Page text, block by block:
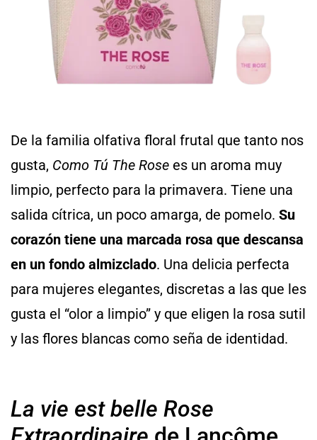
De la familia olfativa floral frutal que tanto nos
gusta, Como Tú The Rose es un aroma muy
limpio, perfecto para la primavera. Tiene una
salida cítrica, un poco amarga, de pomelo. Su
corazón tiene una marcada rosa que descansa
en un fondo almizclado. Una delicia perfecta
para mujeres elegantes, discretas a las que les
gusta el “olor a limpio” y que eligen la rosa sutil
y las flores blancas como seña de identidad.
La vie est belle Rose